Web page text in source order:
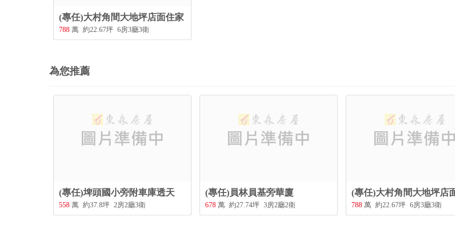
(專任)大村角間大地坪店面住家
788 萬 約22.67坪 6房3廳3衛
為您推薦
(專任)埤頭國小旁附車庫透天
558 萬 約37.8坪 2房2廳3衛
(專任)員林員基旁華廈
678 萬 約27.74坪 3房2廳2衛
(專任)大村角間大地坪店
788 萬 約22.67坪 6房3廳3衛